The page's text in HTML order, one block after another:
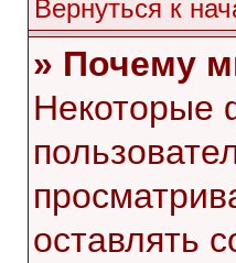
Вернуться к
» Почему
Некоторые
оставлять